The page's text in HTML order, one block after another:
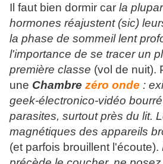
Il faut bien dormir car la
hormones réajustent (sic)
la phase de sommeil lent
l'importance de se tracer un
première classe (vol de nuit).
une Chambre zéro onde :
geek-électronico-vidéo
parasites, surtout près du lit.
magnétiques des appareils
(et parfois brouillent l'écoute).